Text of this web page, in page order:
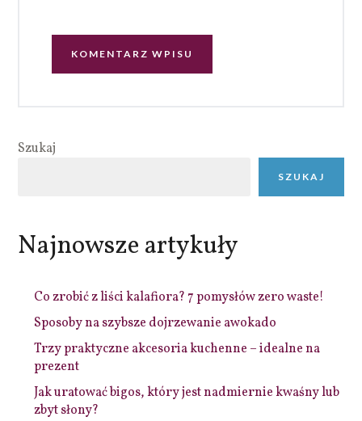
Szukaj
SZUKAJ
Najnowsze artykuły
Co zrobić z liści kalafiora? 7 pomysłów zero waste!
Sposoby na szybsze dojrzewanie awokado
Trzy praktyczne akcesoria kuchenne – idealne na
prezent
Jak uratować bigos, który jest nadmiernie kwaśny lub
zbyt słony?